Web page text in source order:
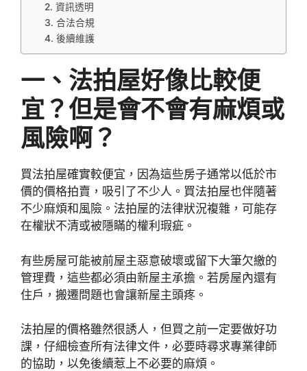
2. 資訊透明
3. 合法合規
4. 後續維護
一、法拍屋好像比較便
宜？但是會不會有麻煩或
風險啊？
買法拍屋確實較便宜，因為這些房子通常以低於市
價的價格拍賣，吸引了不少人。買法拍屋也伴隨著
不少麻煩和風險。法拍屋的法律狀況複雜，可能存
在權狀不清或被隱瞞的權利瑕疵。
有些房屋可能被前屋主惡意破壞或留下大筆欠繳的
管理費，這些都必須由新屋主承擔。若房屋內還有
住戶，搬遷問題也會讓新屋主頭疼。
法拍屋的價格雖然很誘人，但買之前一定要做好功
課，仔細檢查所有法律文件，必要時尋求專業律師
的協助，以免後續惹上不必要的麻煩。